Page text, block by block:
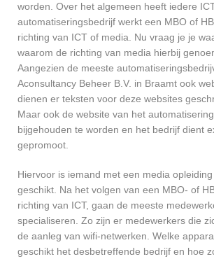
worden. Over het algemeen heeft iedere
automatiseringsbedrijf werkt een MBO of
richting van ICT of media. Nu vraag je je
waarom de richting van media hierbij
Aangezien de meeste
Aconsultancy Beheer B.V. in Braamt ook
dienen er teksten voor deze websites
Maar ook de website van het
bijgehouden te worden en het bedrijf dient
gepromoot.
Hiervoor is iemand met een media
geschikt. Na het volgen van een MBO- of
richting van ICT, gaan de meeste
specialiseren. Zo zijn er medewerkers die
de aanleg van wifi-netwerken. Welke
geschikt het desbetreffende bedrijf en hoe